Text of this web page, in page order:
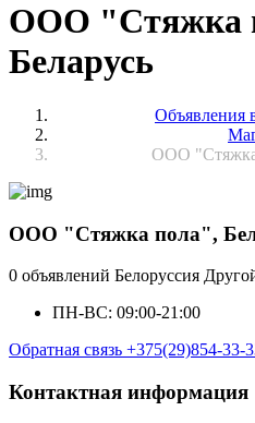
ООО "Стяжка
Беларусь
Объявления
ООО "Стяжка
ООО "Стяжка пола",
0 объявлений Белоруссия
ПН-ВС: 09:00-21:00
Обратная связь +375(29)854-33-
Контактная информация